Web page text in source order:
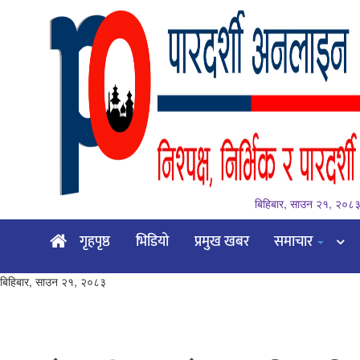
गृहपृष्ठ
प्रमुख
बिहिबार, साउन २१, २०८३
गृहपृष्ठ भिडियो प्रमुख खबर समाचार
बिहिबार, साउन २१, २०८३